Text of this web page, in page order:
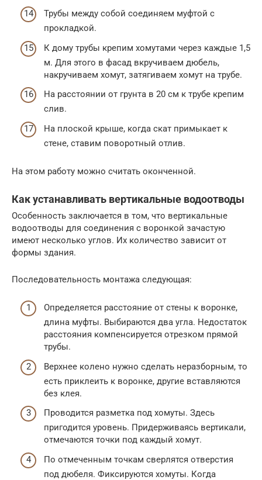
Трубы между собой соединяем муфтой с
прокладкой.
К дому трубы крепим хомутами через каждые 1,5
м. Для этого в фасад вкручиваем дюбель,
накручиваем хомут, затягиваем хомут на трубе.
На расстоянии от грунта в 20 см к трубе крепим
слив.
На плоской крыше, когда скат примыкает к
стене, ставим поворотный отлив.
На этом работу можно считать оконченной.
Как устанавливать вертикальные водоотводы
Особенность заключается в том, что вертикальные
водоотводы для соединения с воронкой зачастую
имеют несколько углов. Их количество зависит от
формы здания.
Последовательность монтажа следующая:
Определяется расстояние от стены к воронке,
длина муфты. Выбираются два угла. Недостаток
расстояния компенсируется отрезком прямой
трубы.
Верхнее колено нужно сделать неразборным, то
есть приклеить к воронке, другие вставляются
без клея.
Проводится разметка под хомуты. Здесь
пригодится уровень. Придерживаясь вертикали,
отмечаются точки под каждый хомут.
По отмеченным точкам сверлятся отверстия
под дюбеля. Фиксируются хомуты. Когда